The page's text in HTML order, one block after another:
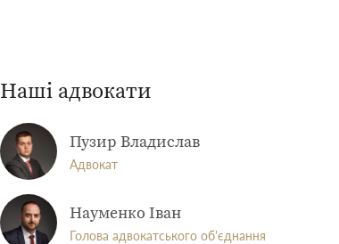
Наші адвокати
Пузир Владислав
Адвокат
Науменко Іван
Голова адвокатського об'єднання